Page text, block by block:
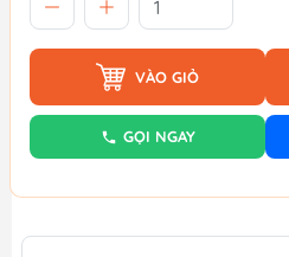
VÀO GIỎ
GỌI NGAY